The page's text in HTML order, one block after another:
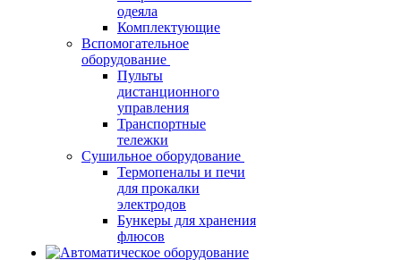
одеяла
Комплектующие
Вспомогательное
оборудование
Пульты
дистанционного
управления
Транспортные
тележки
Сушильное оборудование
Термопеналы и печи
для прокалки
электродов
Бункеры для хранения
флюсов